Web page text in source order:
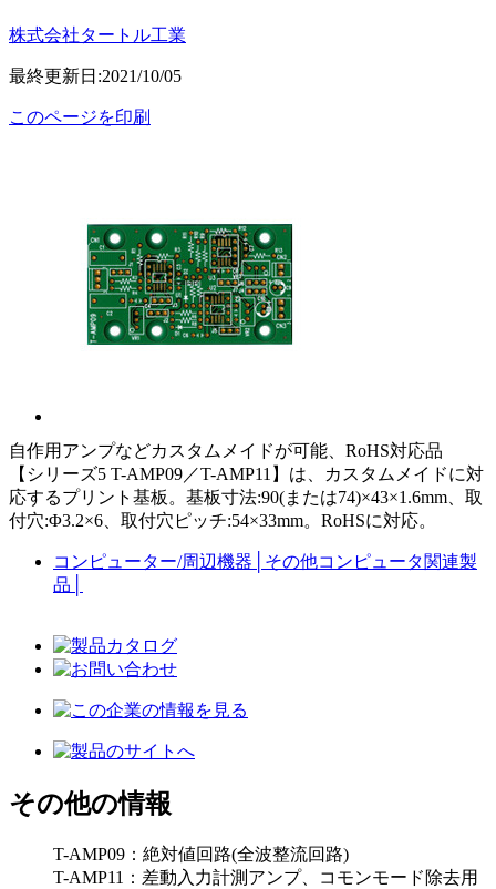
株式会社タートル工業
最終更新日:2021/10/05
このページを印刷
自作用アンプなどカスタムメイドが可能、RoHS対応品
【シリーズ5 T-AMP09／T-AMP11】は、カスタムメイドに対
応するプリント基板。基板寸法:90(または74)×43×1.6mm、取
付穴:Φ3.2×6、取付穴ピッチ:54×33mm。RoHSに対応。
コンピューター/周辺機器
その他コンピュータ関連製
品
その他の情報
T-AMP09：絶対値回路(全波整流回路)
T-AMP11：差動入力計測アンプ、コモンモード除去用